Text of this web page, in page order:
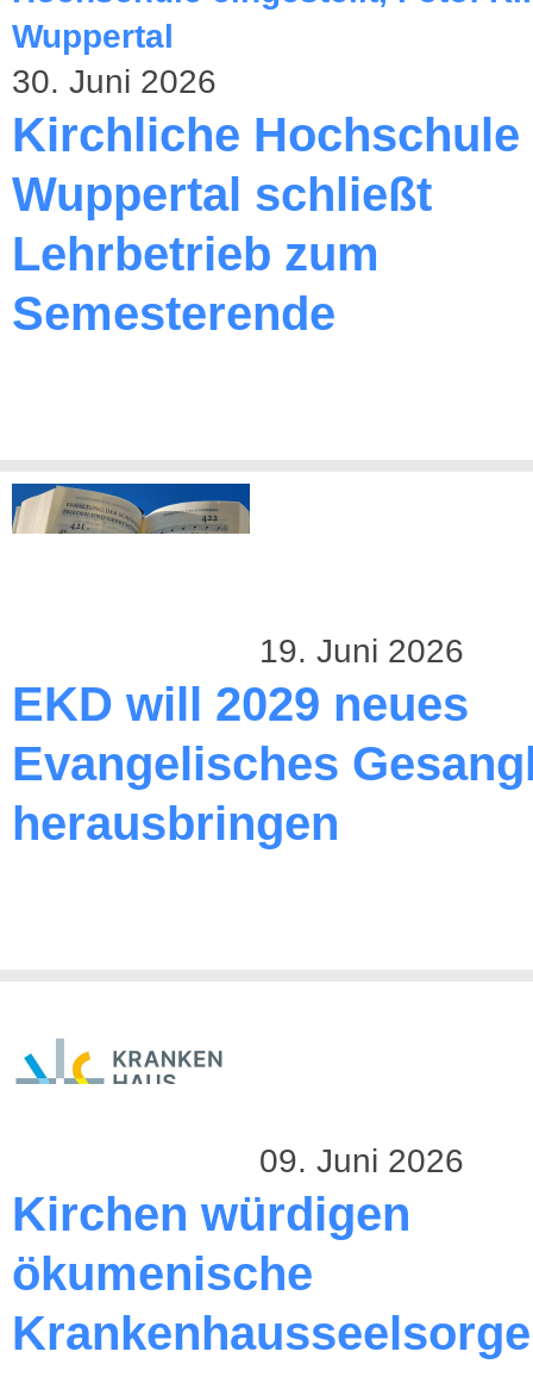
30. Juni 2026
Kirchliche Hochschule
Wuppertal schließt
Lehrbetrieb zum
Semesterende
19. Juni 2026
EKD will 2029 neues
Evangelisches
herausbringen
09. Juni 2026
Kirchen würdigen
ökumenische
Krankenhausseelsorge